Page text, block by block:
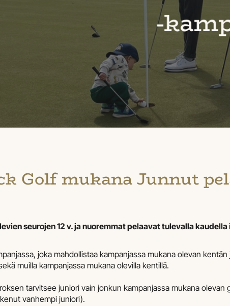
Golf mukana Junnut
seurojen 12 v. ja nuoremmat pelaavat tulevalla
joka mahdollistaa kampanjassa mukana olevan
muilla kampanjassa mukana olevilla kentillä.
tarvitsee juniori vain jonkun kampanjassa mukana
vanhempi juniori).